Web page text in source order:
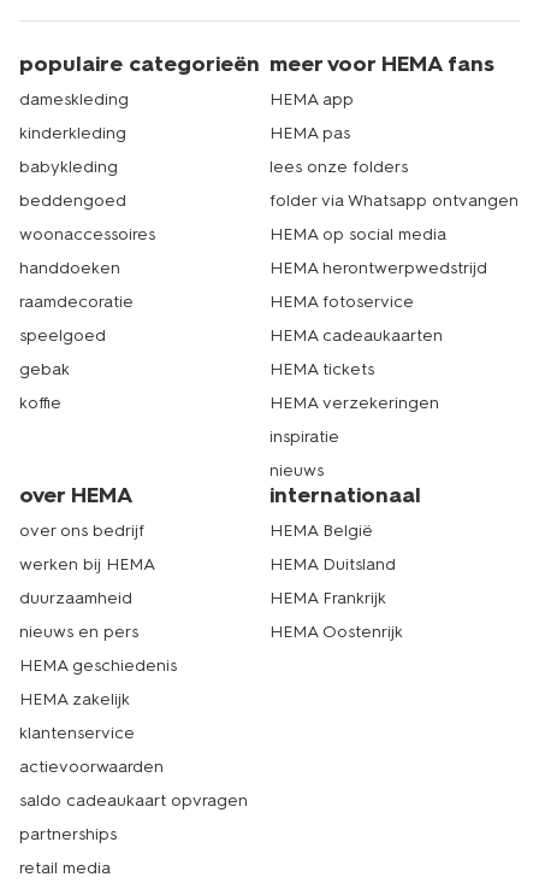
populaire categorieën
dameskleding
kinderkleding
babykleding
beddengoed
woonaccessoires
handdoeken
raamdecoratie
speelgoed
gebak
koffie
meer voor HEMA fans
HEMA app
HEMA pas
lees onze folders
folder via Whatsapp ontvangen
HEMA op social media
HEMA herontwerpwedstrijd
HEMA fotoservice
HEMA cadeaukaarten
HEMA tickets
HEMA verzekeringen
inspiratie
nieuws
over HEMA
over ons bedrijf
werken bij HEMA
duurzaamheid
nieuws en pers
HEMA geschiedenis
HEMA zakelijk
klantenservice
actievoorwaarden
saldo cadeaukaart opvragen
partnerships
retail media
internationaal
HEMA België
HEMA Duitsland
HEMA Frankrijk
HEMA Oostenrijk